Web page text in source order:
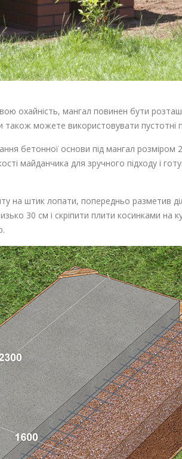
охайність, мангал повинен бути
можете використовувати пустотні
бетонної основи під мангал розміром
майданчика для зручного підходу і
на штик лопати, попередньо разметив
30 см і скріпити плити косинками на